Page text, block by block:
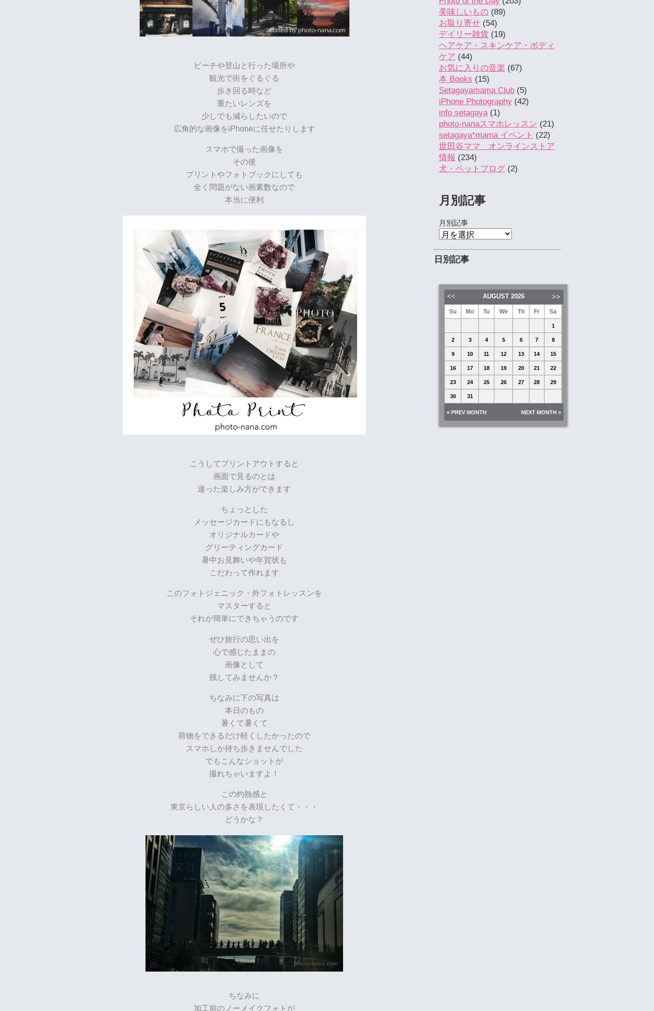
ビーチや登山と行った場所や
観光で街をぐるぐる
歩き回る時など
重たいレンズを
少しでも減らしたいので
広角的な画像をiPhoneに任せたりします
スマホで撮った画像を
その後
プリントやフォトブックにしても
全く問題がない画素数なので
本当に便利
こうしてプリントアウトすると
画面で見るのとは
違った楽しみ方ができます
ちょっとした
メッセージカードにもなるし
オリジナルカードや
グリーティングカード
暑中お見舞いや年賀状も
こだわって作れます
このフォトジェニック・外フォトレッスンを
マスターすると
それが簡単にできちゃうのです
ぜひ旅行の思い出を
心で感じたままの
画像として
残してみませんか？
ちなみに下の写真は
本日のもの
暑くて暑くて
荷物をできるだけ軽くしたかったので
スマホしか持ち歩きませんでした
でもこんなショットが
撮れちゃいますよ！
この灼熱感と
東京らしい人の多さを表現したくて・・・
どうかな？
ちなみに
加工前のノーメイクフォトが
美味しいもの (89)
お取り寄せ (54)
デイリー雑貨 (19)
ヘアケア・スキンケア・ボディ
ケア (44)
お気に入りの音楽 (67)
本 Books (15)
Setagayamama Club (5)
iPhone Photography (42)
info setagaya(1)
photo-nanaスマホレッスン (21)
setagaya*mama イベント (22)
世田谷ママ オンラインストア
情報 (234)
犬・ペットブログ (2)
月別記事
月別記事
日別記事
AUGUST 2026
Su Mo Tu We Th Fr Sa
1
2 3 4 5 6 7 8
9 10 11 12 13 14 15
16 17 18 19 20 21 22
23 24 25 26 27 28 29
30 31
« PREV MONTH NEXT MONTH »